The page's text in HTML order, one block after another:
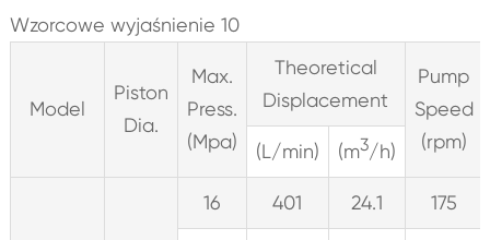
Wzorcowe wyjaśnienie 10
Model
Piston
Dia.
Max.
Press.
(Mpa)
Theoretical
Displacement
Pump
Speed
(rpm)
(L/min) (m3/h)
16 401 24.1 175